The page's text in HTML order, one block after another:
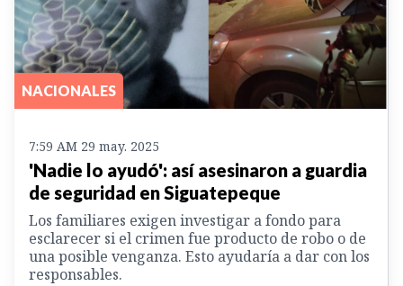
NACIONALES
7:59 AM 29 may. 2025
'Nadie lo ayudó': así asesinaron a guardia
de seguridad en Siguatepeque
Los familiares exigen investigar a fondo para
esclarecer si el crimen fue producto de robo o de
una posible venganza. Esto ayudaría a dar con los
responsables.